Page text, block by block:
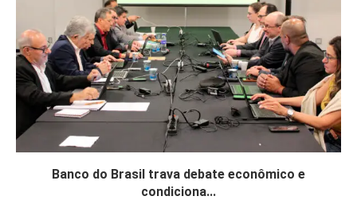
Banco do Brasil trava debate econômico e
condiciona...